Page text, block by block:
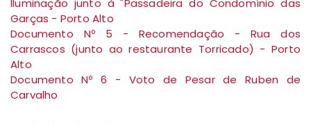
Iluminação junto à "Passadeira do Condomínio das
Garças - Porto Alto
Documento Nº 5 - Recomendação - Rua dos
Carrascos (junto ao restaurante Torricado) - Porto
Alto
Documento Nº 6 - Voto de Pesar de Ruben de
Carvalho